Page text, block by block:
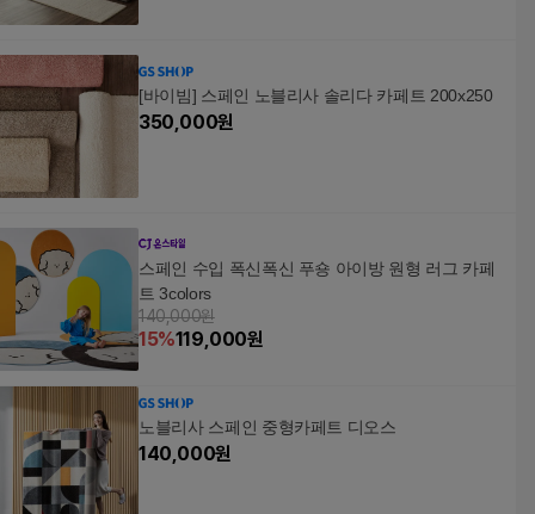
[바이빔] 스페인 노블리사 솔리다 카페트 200x250
350,000원
스페인 수입 폭신폭신 푸숑 아이방 원형 러그 카페
트 3colors
140,000원
15%119,000원
노블리사 스페인 중형카페트 디오스
140,000원